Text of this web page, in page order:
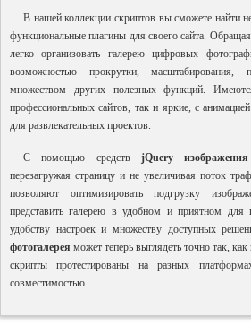
В нашей коллекции скриптов вы сможете найти
функциональные плагины для своего сайта.
легко организовать галерею цифровых
возможностью прокрутки,
множеством других полезных функций.
профессиональных сайтов, так и яркие, с
для развлекательных проектов.
С помощью средств jQuery изображения
перезагружая страницу и не увеличивая поток
позволяют оптимизировать подгрузку
представить галерею в удобном и приятном для
удобству настроек и множеству доступных
фотогалерея может теперь выглядеть точно так,
скрипты протестированы на разных
совместимостью.